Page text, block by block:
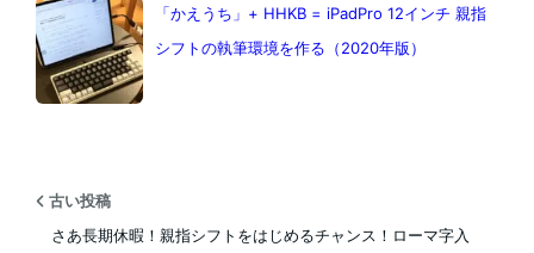
「かえうち」+ HHKB = iPadPro 12インチ 親指
シフトの執筆環境を作る（2020年版）
古い投稿
さあ長期休暇！親指シフトをはじめるチャンス！ローマ字入